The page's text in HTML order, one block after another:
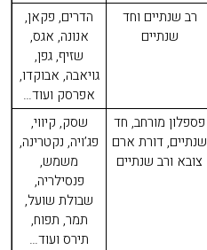
רב שנתיים וחד
שנתיים
הדרים, פקאן,
אנונה, אגס,
שזיף, גפן,
גויאבה, אבוקדו,
אפרסק ועוד…
פספלון מורחב, חד
שנתיים, דורת ארם
צובא ורב שנתיים
שסק, קיווי,
פג’ויה, נקטרינה,
משמש,
פנסילריה,
שבולת שועל,
תמר, תפוח,
תירס ועוד…